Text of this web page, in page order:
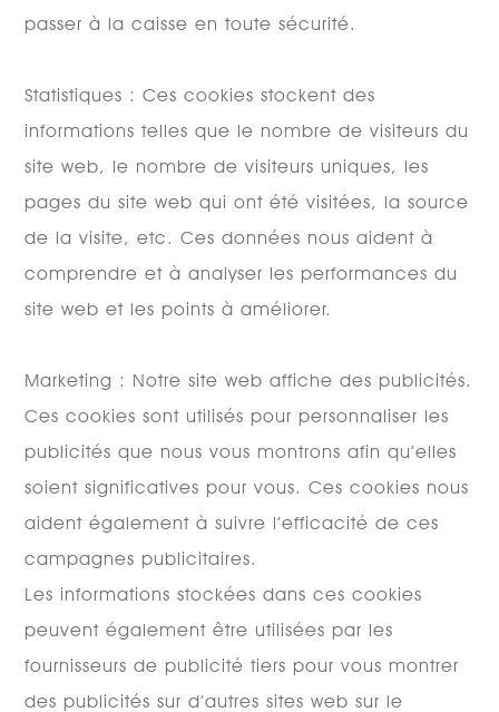
passer à la caisse en toute sécurité.
Statistiques : Ces cookies stockent des
informations telles que le nombre de visiteurs du
site web, le nombre de visiteurs uniques, les
pages du site web qui ont été visitées, la source
de la visite, etc. Ces données nous aident à
comprendre et à analyser les performances du
site web et les points à améliorer.
Marketing : Notre site web affiche des publicités.
Ces cookies sont utilisés pour personnaliser les
publicités que nous vous montrons afin qu’elles
soient significatives pour vous. Ces cookies nous
aident également à suivre l’efficacité de ces
campagnes publicitaires.
Les informations stockées dans ces cookies
peuvent également être utilisées par les
fournisseurs de publicité tiers pour vous montrer
des publicités sur d’autres sites web sur le